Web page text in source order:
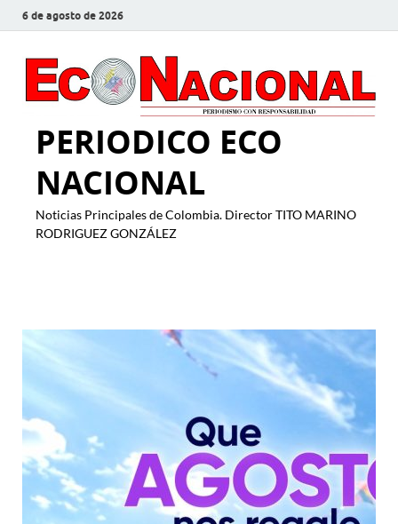
6 de agosto de 2026
PERIODICO ECO
NACIONAL
Noticias Principales de Colombia. Director TITO MARINO
RODRIGUEZ GONZÁLEZ